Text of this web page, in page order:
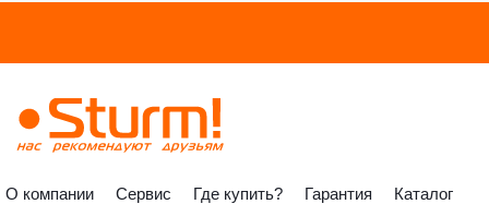
О компании Сервис Где купить? Гарантия Каталог